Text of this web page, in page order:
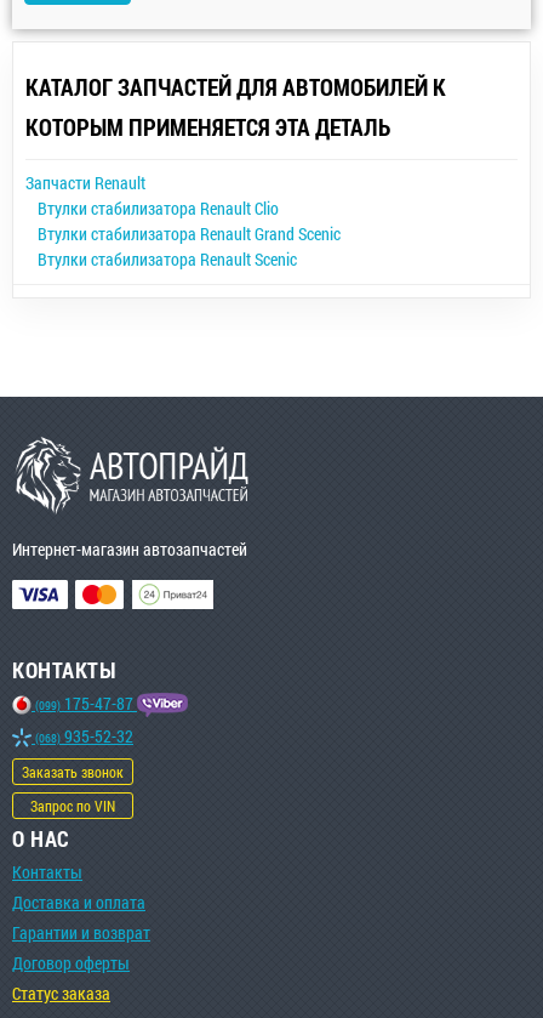
КАТАЛОГ ЗАПЧАСТЕЙ ДЛЯ АВТОМОБИЛЕЙ К
КОТОРЫМ ПРИМЕНЯЕТСЯ ЭТА ДЕТАЛЬ
Запчасти Renault
Втулки стабилизатора Renault Clio
Втулки стабилизатора Renault Grand Scenic
Втулки стабилизатора Renault Scenic
Интернет-магазин автозапчастей
КОНТАКТЫ
(099) 175-47-87
(068) 935-52-32
Заказать звонок
Запрос по VIN
О НАС
Контакты
Доставка и оплата
Гарантии и возврат
Договор оферты
Статус заказа